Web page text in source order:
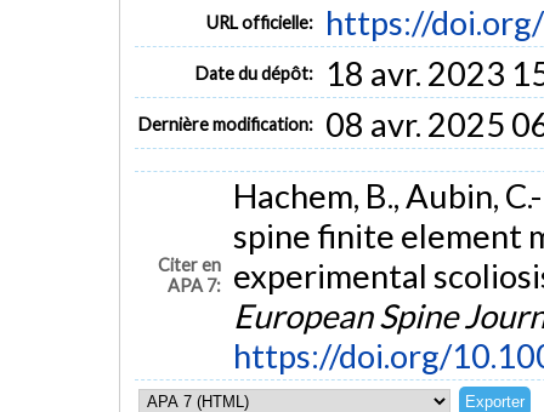
URL officielle: https://
Date du dépôt: 18 avr. 2023
Dernière modification: 08 avr. 2025
Citer en
APA 7:
Hachem, B., Aubin,
spine finite element
experimental
European Spine
https://doi.org/